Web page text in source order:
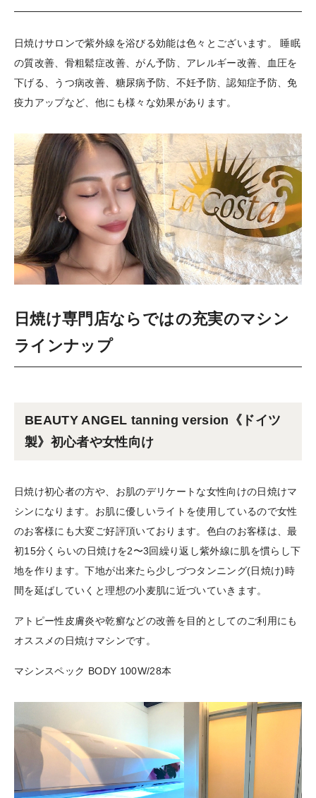
日焼けサロンで紫外線を浴びる効能は色々とございます。 睡眠
の質改善、骨粗鬆症改善、がん予防、アレルギー改善、血圧を
下げる、うつ病改善、糖尿病予防、不妊予防、認知症予防、免
疫力アップなど、他にも様々な効果があります。
日焼け専門店ならではの充実のマシン
ラインナップ
BEAUTY ANGEL tanning version《ドイツ
製》初心者や女性向け
日焼け初心者の方や、お肌のデリケートな女性向けの日焼けマ
シンになります。お肌に優しいライトを使用しているので女性
のお客様にも大変ご好評頂いております。色白のお客様は、最
初15分くらいの日焼けを2〜3回繰り返し紫外線に肌を慣らし下
地を作ります。下地が出来たら少しづつタンニング(日焼け)時
間を延ばしていくと理想の小麦肌に近づいていきます。
アトピー性皮膚炎や乾癬などの改善を目的としてのご利用にも
オススメの日焼けマシンです。
マシンスペック BODY 100W/28本